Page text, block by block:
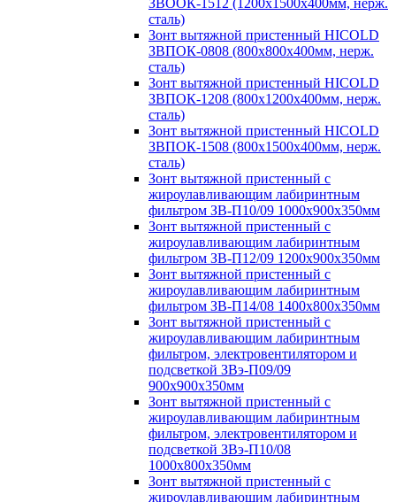
ЗВООК-1512 (1200х1500х400мм, нерж.
сталь)
Зонт вытяжной пристенный HICOLD
ЗВПОК-0808 (800х800х400мм, нерж.
сталь)
Зонт вытяжной пристенный HICOLD
ЗВПОК-1208 (800х1200х400мм, нерж.
сталь)
Зонт вытяжной пристенный HICOLD
ЗВПОК-1508 (800х1500х400мм, нерж.
сталь)
Зонт вытяжной пристенный с
жироулавливающим лабиринтным
фильтром ЗВ-П10/09 1000х900х350мм
Зонт вытяжной пристенный с
жироулавливающим лабиринтным
фильтром ЗВ-П12/09 1200х900х350мм
Зонт вытяжной пристенный с
жироулавливающим лабиринтным
фильтром ЗВ-П14/08 1400х800х350мм
Зонт вытяжной пристенный с
жироулавливающим лабиринтным
фильтром, электровентилятором и
подсветкой ЗВэ-П09/09
900х900х350мм
Зонт вытяжной пристенный с
жироулавливающим лабиринтным
фильтром, электровентилятором и
подсветкой ЗВэ-П10/08
1000х800х350мм
Зонт вытяжной пристенный с
жироулавливающим лабиринтным